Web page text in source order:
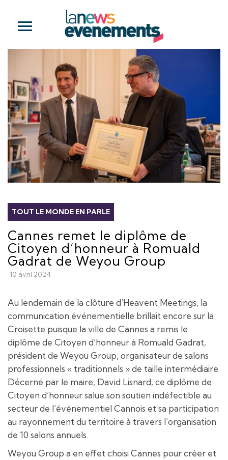
TOUT LE MONDE EN PARLE
Cannes remet le diplôme de
Citoyen d’honneur à Romuald
Gadrat de Weyou Group
10 avril 2024
Au lendemain de la clôture d’Heavent Meetings, la
communication événementielle brillait encore sur la
Croisette puisque la ville de Cannes a remis le
diplôme de Citoyen d’honneur à Romuald Gadrat,
président de Weyou Group, organisateur de salons
professionnels « traditionnels » de taille intermédiaire.
Décerné par le maire, David Lisnard, ce diplôme de
Citoyen d’honneur salue son soutien indéfectible au
secteur de l’événementiel Cannois et sa participation
au rayonnement du territoire à travers l’organisation
de 10 salons annuels.
Weyou Group a en effet choisi Cannes pour créer et